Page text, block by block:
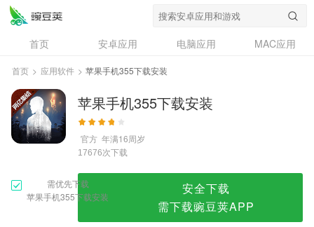
苹果手机355下载安装
首页 安卓应用 电脑应用
MAC应用
资讯
专题
问答
首页 > 应用软件 > 苹果手机355下载安装
苹果手机355下载安装
官方 年满16周岁
17676次下载
需优先下载
苹果手机355下载安装
安全下载
需下载豌豆荚APP